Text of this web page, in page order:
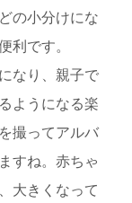
の小分けにな
利です。
なり、親子で
ようになる楽
撮ってアルバ
すね。赤ちゃ
大きくなって